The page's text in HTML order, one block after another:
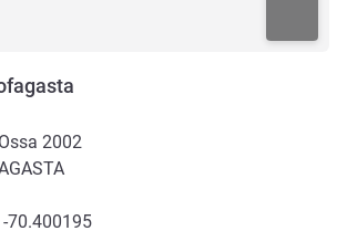
2002
70.400195